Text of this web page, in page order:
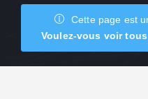
Cette page est
Voulez-vous voir